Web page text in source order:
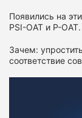
Появились на
PSI-OAT и P-OAT.
Зачем:
соответствие